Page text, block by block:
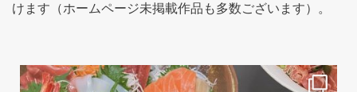
けます（ホームページ未掲載作品も多数ございます）。